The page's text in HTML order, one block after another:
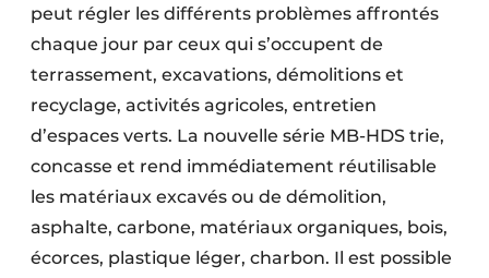
peut régler les différents problèmes affrontés
chaque jour par ceux qui s’occupent de
terrassement, excavations, démolitions et
recyclage, activités agricoles, entretien
d’espaces verts. La nouvelle série MB-HDS trie,
concasse et rend immédiatement réutilisable
les matériaux excavés ou de démolition,
asphalte, carbone, matériaux organiques, bois,
écorces, plastique léger, charbon. Il est possible